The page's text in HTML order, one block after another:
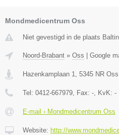
Mondmedicentrum Oss
Niet gevestigd in de plaats
Noord-Brabant » Oss Google
Hazenkamplaan 1 5345 NR Oss
Tel: 0412-667979 , Fax: - , KvK: -
E-mail › Mondmedicentrum Oss
Website: http://